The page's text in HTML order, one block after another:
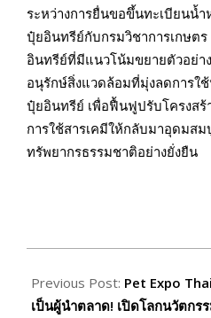
ระหว่างการยื่นขอขึ้นทะเบียนน้
ปุ๋ยอินทรีย์กับกรมวิชาการเกษตร
อินทรีย์ที่มีแนวโน้มขยายตัวอย่า
อนุรักษ์สิ่งแวดล้อมที่มุ่งลดการใ
ปุ๋ยอินทรีย์ เพื่อฟื้นฟูปรับโครงสร้
การใช้สารเคมีให้กลับมาอุดมส
ทรัพยากรธรรมชาติอย่างยั่งยืน
03-
19
Previous Post: Pet Expo
เป็นผู้นำตลาด! เปิดโลกนวัตกร